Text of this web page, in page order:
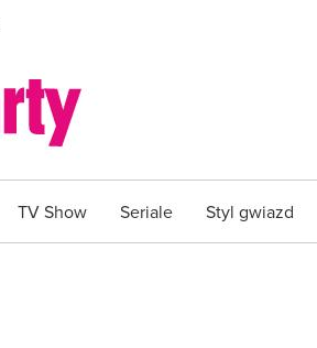
TV Show Seriale Styl gwiazd